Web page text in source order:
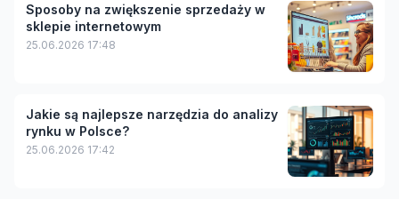
Sposoby na zwiększenie sprzedaży w
sklepie internetowym
25.06.2026 17:48
Jakie są najlepsze narzędzia do analizy
rynku w Polsce?
25.06.2026 17:42